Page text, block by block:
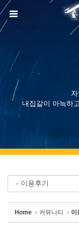
내집같이 아늑하
Home 커뮤니티 이